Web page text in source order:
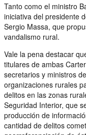
Tanto como el ministro
iniciativa del presidente
Sergio Massa, que
vandalismo rural.
Vale la pena destacar
titulares de ambas
secretarios y ministros
organizaciones rurales
delitos en las zonas
Seguridad Interior, que
producción de
cantidad de delitos